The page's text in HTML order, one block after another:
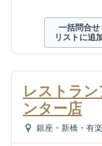
一括問合せ
リストに追
レストラ
ンター店
銀座・新橋・有